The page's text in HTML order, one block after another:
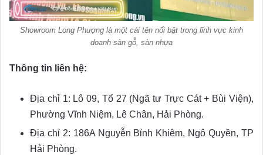
Showroom Long Phượng là một cái tên nổi bật trong lĩnh vực kinh
doanh sàn gỗ, sàn nhựa
Thông tin liên hệ:
Địa chỉ 1: Lô 09, Tổ 27 (Ngã tư Trực Cát + Bùi Viện),
Phường Vĩnh Niệm, Lê Chân, Hải Phòng.
Địa chỉ 2: 186A Nguyễn Bỉnh Khiêm, Ngô Quyền, TP
Hải Phòng.